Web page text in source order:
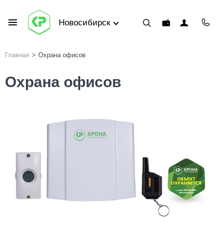
Новосибирск
Главная > Охрана офисов
Охрана офисов